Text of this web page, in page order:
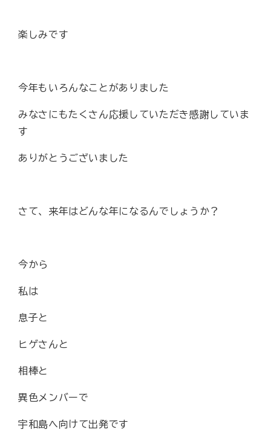
楽しみです
今年もいろんなことがありました
みなさにもたくさん応援していただき感謝していま
す
ありがとうございました
さて、来年はどんな年になるんでしょうか？
今から
私は
息子と
ヒゲさんと
相棒と
異色メンバーで
宇和島へ向けて出発です